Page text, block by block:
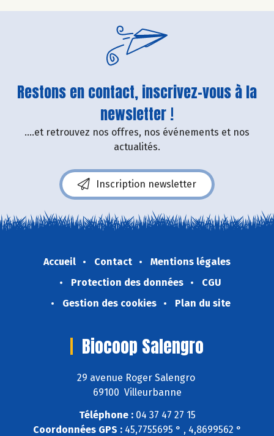
Restons en contact, inscrivez-vous à la
newsletter !
....et retrouvez nos offres, nos événements et nos
actualités.
Inscription newsletter
Accueil Contact
Mentions légales
Protection des données
CGU
Gestion des cookies
Plan du site
Biocoop Salengro
29 avenue Roger Salengro
69100 Villeurbanne
Téléphone :04 37 47 27 15
Coordonnées GPS :45,7755695 ° , 4,8699562 °